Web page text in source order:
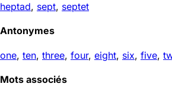
heptad, sept, septet
Antonymes
one, ten, three, four, eight, six, five,
Mots associés